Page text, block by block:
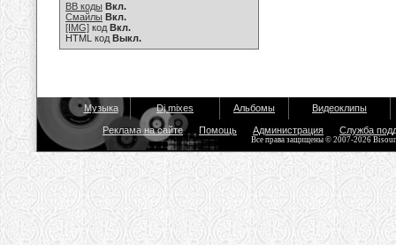
BB коды Вкл.
Смайлы Вкл.
[IMG] код Вкл.
HTML код Выкл.
Музыка Dj mixes Альбомы Видеоклипы
Реклама на сайте Помощь Администрация Служба
Все права защищены © 2007-2026